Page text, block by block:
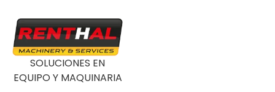
SOLUCIONES EN
EQUIPO Y MAQUINARIA